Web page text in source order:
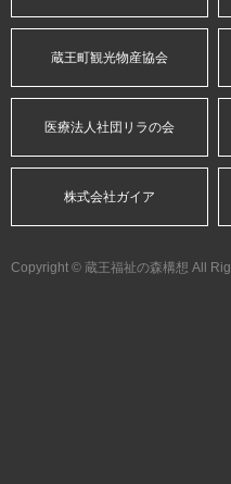
蔵王町観光物産協会
医療法人社団リラの会
株式会社ガイア
Copyright © 蔵王福祉の森構想 All